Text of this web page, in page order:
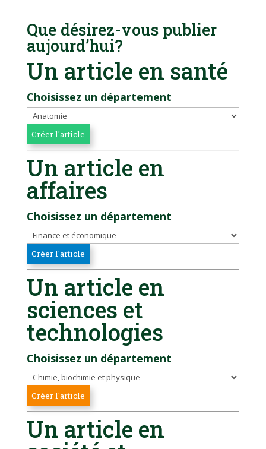
Que désirez-vous publier
aujourd’hui?
Un article en santé
Choisissez un département
Un article en
affaires
Choisissez un département
Un article en
sciences et
technologies
Choisissez un département
Un article en